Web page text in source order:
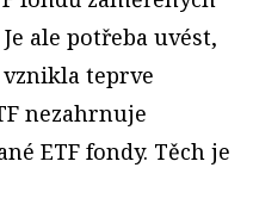
ale potřeba uvést,
vznikla teprve
nezahrnuje
ETF fondy. Těch je